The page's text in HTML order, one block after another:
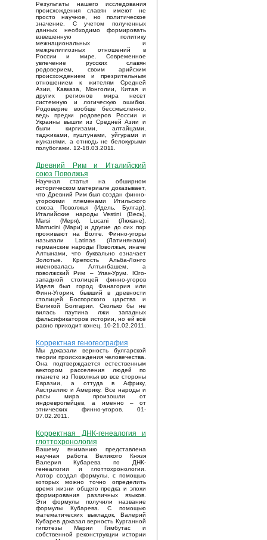
Результаты нашего исследования
происхождения славян имеют не
просто научное, но политическое
значение. С учетом полученных
данных необходимо формировать
взвешенную политику
межнациональных и
межрелигиозных отношений в
России и мире. Современное
увлечение русских славян
родоверием, своим арийским
происхождением и презрительным
отношением к жителям Средней
Азии, Кавказа, Монголии, Китая и
других регионов мира несет
системную и логическую ошибки.
Родоверие вообще бессмысленно,
ведь предки родоверов России и
Украины вышли из Средней Азии и
были киргизами, алтайцами,
таджиками, пуштунами, уйгурами и
жужанями, а отнюдь не белокурыми
полубогами. 12-18.03.2011.
Древний Рим и Италийский
союз Поволжья
Научная статья на обширном
историческом материале доказывает,
что Древний Рим был создан финно-
угорскими племенами Итильского
союза Поволжья (Идель, Булгар).
Италийские народы Vestini (Весь),
Marsi (Меря), Lucani (Люкане),
Marrucini (Мари) и другие до сих пор
проживают на Волге. Финно-угоры
называли Latinas (Латинянами)
германские народы Поволжья, иначе
Алтынами, что буквально означает
Золотые. Крепость Альба-Лонго
именовалась Алтынбашем, а
поволжский Рим – Улак-Урум. Юго-
западной столицей финно-угоров
Иделя был город Фанагория или
Финн-Угория, бывший в древности
столицей Боспорского царства и
Великой Болгарии. Сколько бы не
вилась паутина лжи западных
фальсификаторов истории, но ей всё
равно приходит конец. 10-21.02.2011.
Корректная геногеография
Мы доказали верность булгарской
теории происхождения человечества.
Она подтверждается естественным
вектором расселения людей по
планете из Поволжья во все стороны
Евразии, а оттуда в Африку,
Австралию и Америку. Все народы и
расы мира произошли от
индоевропейцев, а именно – от
этнических финно-угоров. 01-
07.02.2011.
Корректная ДНК-генеалогия и
глоттохронология
Вашему вниманию представлена
научная работа Великого Князя
Валерия Кубарева по ДНК-
генеалогии и глоттохронологии.
Автор создал формулы, с помощью
которых можно точно определить
время жизни общего предка и эпохи
формирования различных языков.
Эти формулы получили название
формулы Кубарева. С помощью
математических выкладок, Валерий
Кубарев доказал верность Курганной
гипотезы Марии Гимбутас и
собственной реконструкции истории